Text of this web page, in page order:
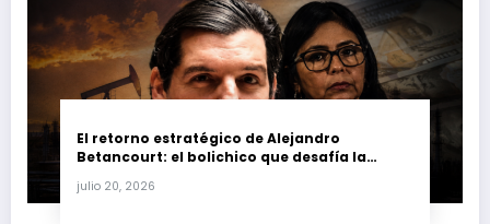
El retorno estratégico de Alejandro
Betancourt: el bolichico que desafía la
petrolera venezolana
julio 20, 2026